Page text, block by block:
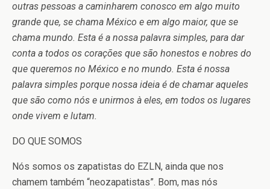
outras pessoas a caminharem conosco em algo muito
grande que, se chama México e em algo maior, que se
chama mundo. Esta é a nossa palavra simples, para dar
conta a todos os corações que são honestos e nobres do
que queremos no México e no mundo. Esta é nossa
palavra simples porque nossa ideia é de chamar aqueles
que são como nós e unirmos à eles, em todos os lugares
onde vivem e lutam.
DO QUE SOMOS
Nós somos os zapatistas do EZLN, ainda que nos
chamem também “neozapatistas”. Bom, mas nós